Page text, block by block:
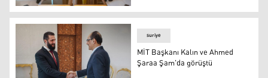
Başkan Barzani ve İbrahim Kalın’dan ilişkileri
suriye
MİT Başkanı Kalın ve Ahmed
Şaraa Şam'da görüştü